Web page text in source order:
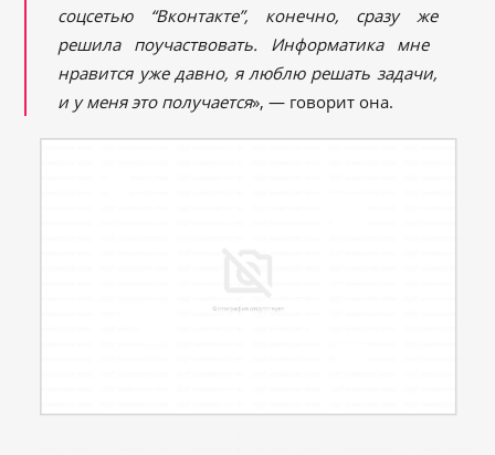
соцсетью “Вконтакте”, конечно, сразу же
решила поучаствовать. Информатика мне
нравится уже давно, я люблю решать задачи,
и у меня это получается», — говорит она.